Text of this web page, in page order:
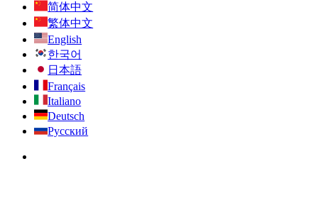
简体中文
繁体中文
English
한국어
日本語
Français
Italiano
Deutsch
Русский